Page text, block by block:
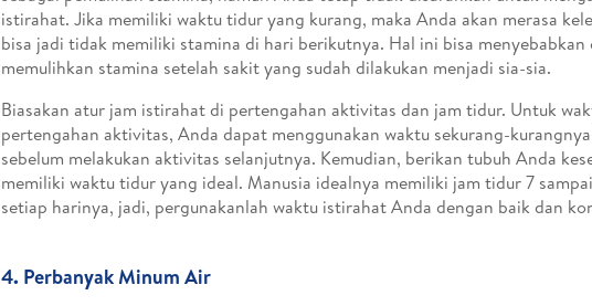
istirahat. Jika memiliki waktu tidur yang kurang, maka Anda akan merasa
bisa jadi tidak memiliki stamina di hari berikutnya. Hal ini bisa menyebabkan
memulihkan stamina setelah sakit yang sudah dilakukan menjadi sia-sia.
Biasakan atur jam istirahat di pertengahan aktivitas dan jam tidur. Untuk
pertengahan aktivitas, Anda dapat menggunakan waktu sekurang-
sebelum melakukan aktivitas selanjutnya. Kemudian, berikan tubuh Anda
memiliki waktu tidur yang ideal. Manusia idealnya memiliki jam tidur 7
setiap harinya, jadi, pergunakanlah waktu istirahat Anda dengan baik dan
4. Perbanyak Minum Air